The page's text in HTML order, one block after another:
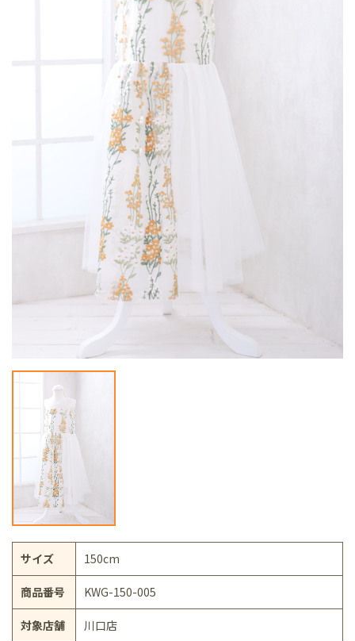
サイズ 150cm
商品番号 KWG-150-005
対象店舗 川口店